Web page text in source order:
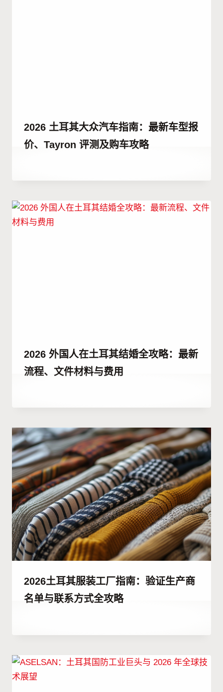
2026 土耳其大众汽车指南：最新车型报
价、Tayron 评测及购车攻略
2026 外国人在土耳其结婚全攻略：最新
流程、文件材料与费用
Kulali
2026土耳其服装工厂指南：验证生产商
名单与联系方式全攻略